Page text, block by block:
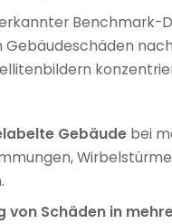
Benchmark-
Gebäudeschäden
Gebäudebei
von Schäden in